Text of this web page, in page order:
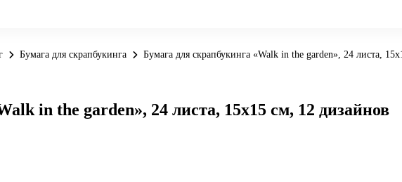
Бумага для скрапбукинга Бумага для скрапбукинга «Walk in the garden», 24 листа,
in the garden», 24 листа, 15х15 см, 12 дизайнов